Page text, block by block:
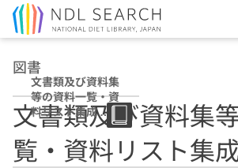
図書
文書類及び資料集
等の資料一覧・資
料リスト集成 そ
の1
文書類及び資料集
覧・資料リスト集